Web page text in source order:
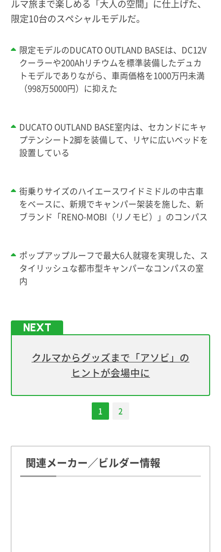
ルマ旅まで楽しめる「大人の空間」に仕上げた、
限定10台のスペシャルモデルだ。
限定モデルのDUCATO OUTLAND BASEは、DC12V
クーラーや200Ahリチウムを標準装備したデュカ
トモデルでありながら、車両価格を1000万円未満
（998万5000円）に抑えた
DUCATO OUTLAND BASE室内は、セカンドにキャ
プテンシート2脚を装備して、リヤに広いベッドを
設置している
街乗りサイズのハイエースワイドミドルの中古車
をベースに、新規でキャンパー架装を施した、新
ブランド「RENO-MOBI（リノモビ）」のコンパス
ポップアップルーフで最大6人就寝を実現した、ス
タイリッシュな都市型キャンパーなコンパスの室
内
クルマからグッズまで「アソビ」の
ヒントが会場中に
1 2
関連メーカー／ビルダー情報